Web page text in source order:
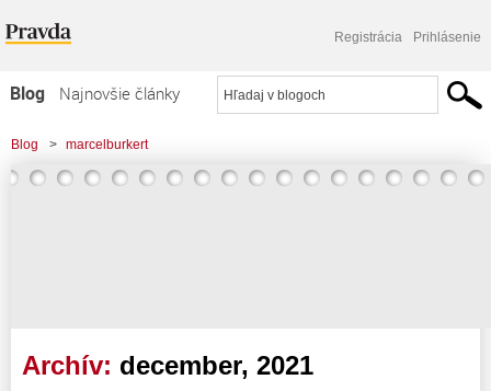
Registrácia Prihlásenie
Blog
Najnovšie články
Najčítanejšie články
Najkomentovanejšie články
Blog > marcelburkert
Archív: december, 2021